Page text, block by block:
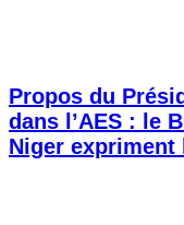
Propos du
dans l’AES : le
Niger